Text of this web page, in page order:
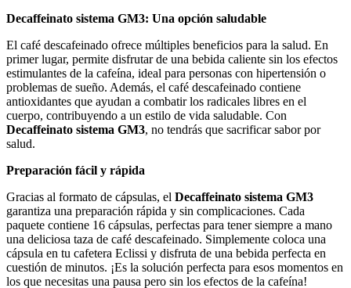
Decaffeinato sistema GM3: Una opción saludable
El café descafeinado ofrece múltiples beneficios para la salud. En
primer lugar, permite disfrutar de una bebida caliente sin los efectos
estimulantes de la cafeína, ideal para personas con hipertensión o
problemas de sueño. Además, el café descafeinado contiene
antioxidantes que ayudan a combatir los radicales libres en el
cuerpo, contribuyendo a un estilo de vida saludable. Con
Decaffeinato sistema GM3, no tendrás que sacrificar sabor por
salud.
Preparación fácil y rápida
Gracias al formato de cápsulas, el Decaffeinato sistema GM3
garantiza una preparación rápida y sin complicaciones. Cada
paquete contiene 16 cápsulas, perfectas para tener siempre a mano
una deliciosa taza de café descafeinado. Simplemente coloca una
cápsula en tu cafetera Eclissi y disfruta de una bebida perfecta en
cuestión de minutos. ¡Es la solución perfecta para esos momentos en
los que necesitas una pausa pero sin los efectos de la cafeína!